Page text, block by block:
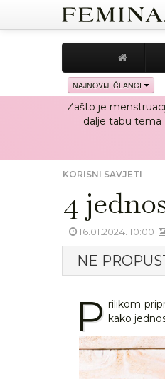
NAJNOVIJI ČLANCI
Zašto je
dalje tabu tema
KORISNI SAVJETI
4
16.01.2024. 10:00
NE
P rilikom
kako